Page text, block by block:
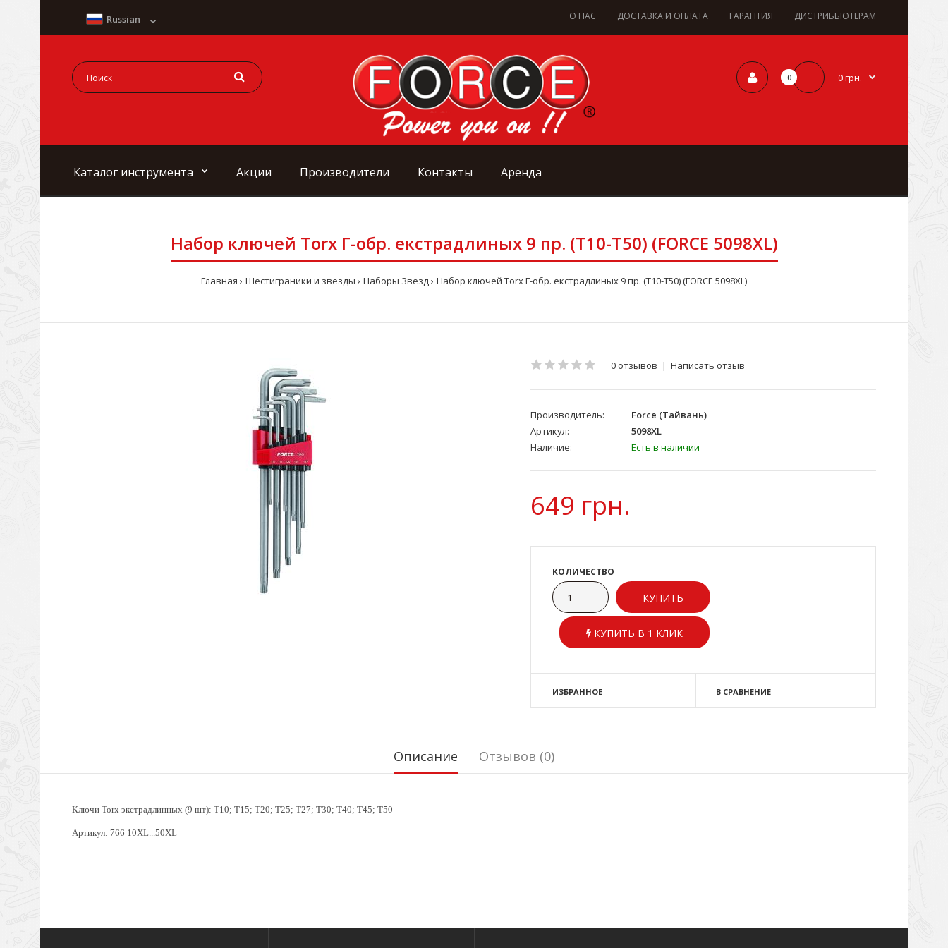
О НАС ДОСТАВКА И ОПЛАТА ГАРАНТИЯ ДИСТРИБЬЮТЕРАМ
Russian
0 0 грн.
Каталог инструмента Акции Производители Контакты Аренда
Набор ключей Torx Г-обр. екстрадлиных 9 пр. (Т10-Т50) (FORCE 5098XL)
Главная Шестиграники и звезды Наборы Звезд Набор ключей Torx Г-обр. екстрадлиных 9 пр. (Т10-Т50) (FORCE 5098XL)
0 отзывов | Написать отзыв
Производитель:
Force (Тайвань)
Артикул:
5098XL
Наличие:
Есть в наличии
649 грн.
КОЛИЧЕСТВО
КУПИТЬ В 1 КЛИК
ИЗБРАННОЕ В СРАВНЕНИЕ
Описание Отзывов (0)
Ключи Torx экстрадлинных (9 шт): T10; T15; T20; T25; T27; T30; T40; T45; T50
Артикул: 766 10XL...50XL